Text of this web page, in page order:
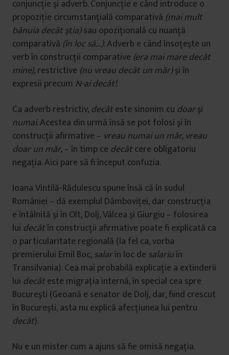
conjuncţie şi adverb. Conjuncţie e când introduce o
propoziţie circumstanţială comparativă (mai mult
bănuia decât ştia)sau opoziţională cu nuanţă
comparativă (în loc să…). Adverb e când însoţeşte un
verb în construcţii comparative (era mai mare decât
mine), restrictive (nu vreau decât un măr)şi în
expresii precum N-ai decât!.
Ca adverb restrictiv, decâteste sinonim cu doarşi
numai. Acestea din urmă însă se pot folosi şi în
construcţii afirmative – vreau numai un măr, vreau
doar un măr, – în timp ce decâtcere obligatoriu
negaţia. Aici pare să fi început confuzia.
Ioana Vintilă-Rădulescu spune însă că în sudul
României – dă exemplul Dâmboviţei, dar construcţia
e întâlnită şi în Olt, Dolj, Vâlcea şi Giurgiu – folosirea
lui decâtîn construcţii afirmative poate fi explicată ca
o particularitate regională (la fel ca, vorba
premierului Emil Boc,salarîn loc de salariuîn
Transilvania). Cea mai probabilă explicaţie a extinderii
lui decâteste migraţia internă, în special cea spre
Bucureşti (Geoană e senator de Dolj, dar, fiind crescut
în Bucureşti, asta nu explică afecţiunea lui pentru
decât).
Nu e un mister cum a ajuns să fie omisă negaţia.